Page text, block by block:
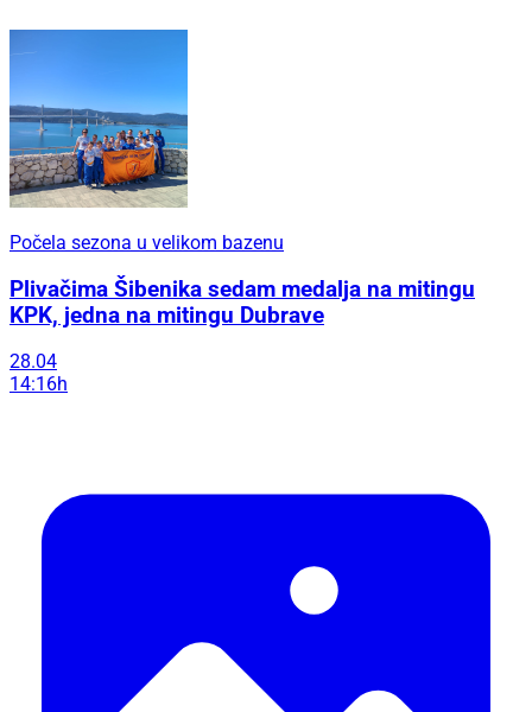
Počela sezona u velikom bazenu
Plivačima Šibenika sedam medalja na mitingu
KPK, jedna na mitingu Dubrave
28.04
14:16h